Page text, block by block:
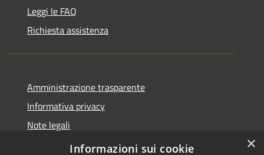
Leggi le FAQ
Richiesta assistenza
Amministrazione trasparente
Informativa privacy
Note legali
Dichiarazione di accessibilità
×
Informazioni sui cookie